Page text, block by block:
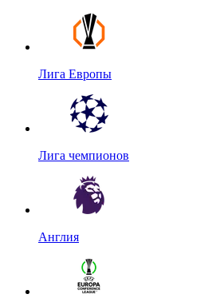
Лига Европы
Лига чемпионов
Англия